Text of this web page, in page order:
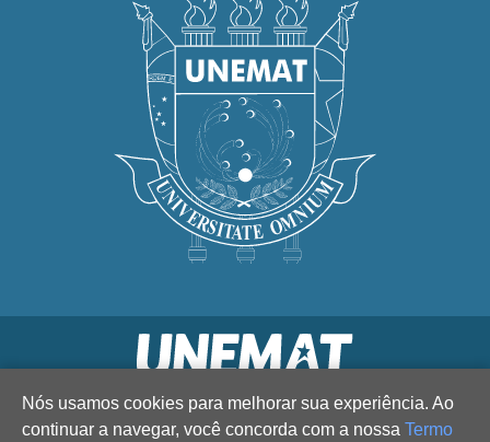
Nós usamos cookies para melhorar sua experiência. Ao
continuar a navegar, você concorda com a nossa Termo